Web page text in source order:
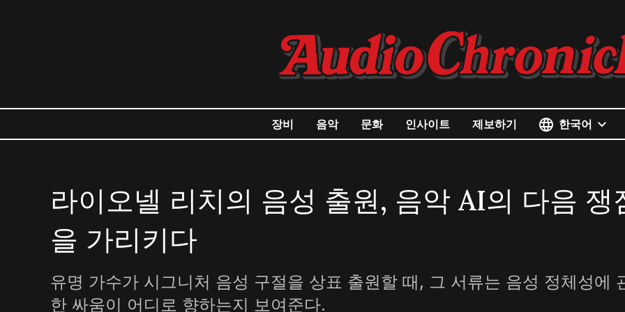
장비 음악 문화 인사이트 제보하기 한국어
라이오넬 리치의 음성 출원, 음악 AI의 다음 쟁
을 가리키다
유명 가수가 시그니처 음성 구절을 상표 출원할 때, 그 서류는 음성 정체성에
한 싸움이 어디로 향하는지 보여준다.